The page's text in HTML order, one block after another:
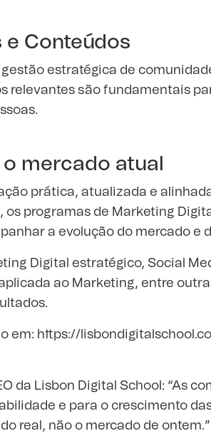
e Conteúdos
estratégica de
relevantes são fundamentais
mercado atual
prática, atualizada e
os programas de Marketing
a evolução do mercado e
Digital estratégico, Social
ao Marketing, entre
em: https://
da Lisbon Digital School: “As
e para o crescimento
real, não o mercado de ontem.”